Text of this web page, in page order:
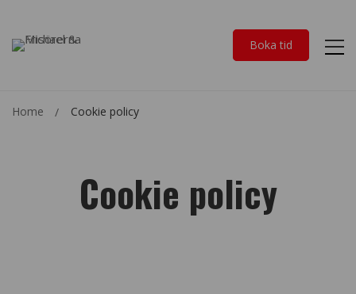
Boka tid
Cookie policy
Home Cookie policy